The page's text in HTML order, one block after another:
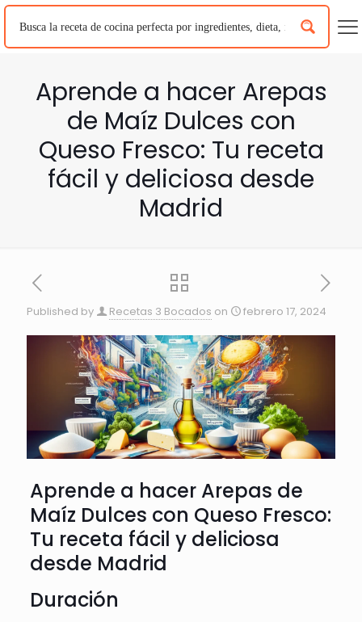
Aprende a hacer Arepas
de Maíz Dulces con
Queso Fresco: Tu receta
fácil y deliciosa desde
Madrid
Published by Recetas 3 Bocados on febrero 17, 2024
Aprende a hacer Arepas de
Maíz Dulces con Queso Fresco:
Tu receta fácil y deliciosa
desde Madrid
Duración